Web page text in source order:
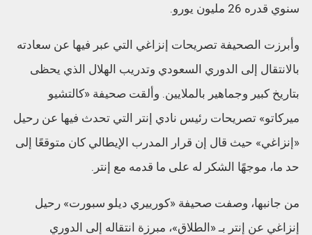
سنوي قدره 26 مليون يورو.
وأبرزت الصحيفة تصريحات إنزاغي التي عبر فيها عن سعادته
بالانتقال إلى الدوري السعودي وتدريب الهلال الذي يحظى
بتاريخ كبير وجماهير بالملايين. وألقت صحيفة «كالتشيو
ميركاتو» تصريحات رئيس نادي إنتر التي تحدث فيها عن رحيل
«إنزاغي» حيث قال إن قرار المدرب الإيطالي كان متوقعًا إلى
حد ما، موجهًا الشكر له على ما قدمه مع إنتر.
من جانبها، وصفت صحيفة «كورييري ديلو سبورت» رحيل
إنزاغي عن إنتر بـ «الطلاق»، مبرزة انتقاله إلى الدوري